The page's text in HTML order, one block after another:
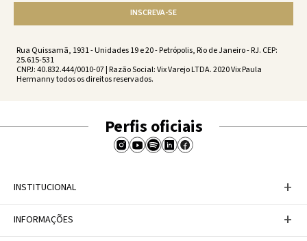
INSCREVA-SE
Rua Quissamã, 1931 - Unidades 19 e 20 - Petrópolis, Rio de Janeiro - RJ. CEP:
25.615-531
CNPJ: 40.832.444/0010-07 | Razão Social: Vix Varejo LTDA. 2020 Vix Paula
Hermanny todos os direitos reservados.
Perfis oficiais
INSTITUCIONAL +
A Marca
INFORMAÇÕES +